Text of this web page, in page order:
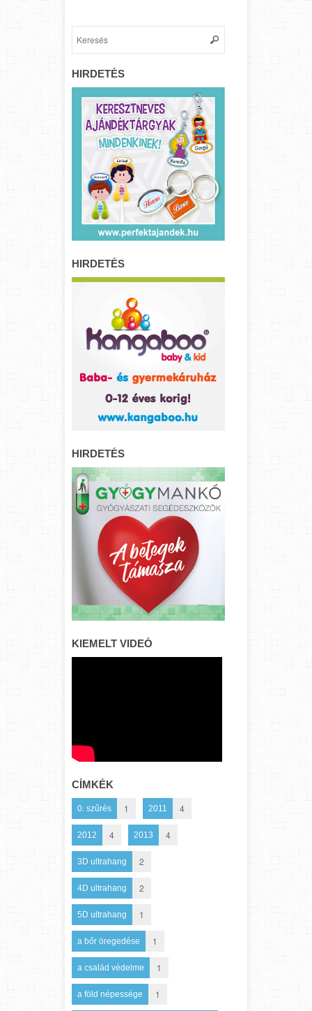
HIRDETÉS
HIRDETÉS
HIRDETÉS
KIEMELT VIDEÓ
CÍMKÉK
0. szűrés 1 2011 4
2012 4 2013 4
3D ultrahang 2
4D ultrahang 2
5D ultrahang 1
a bőr öregedése 1
a család védelme 1
a föld népessége 1